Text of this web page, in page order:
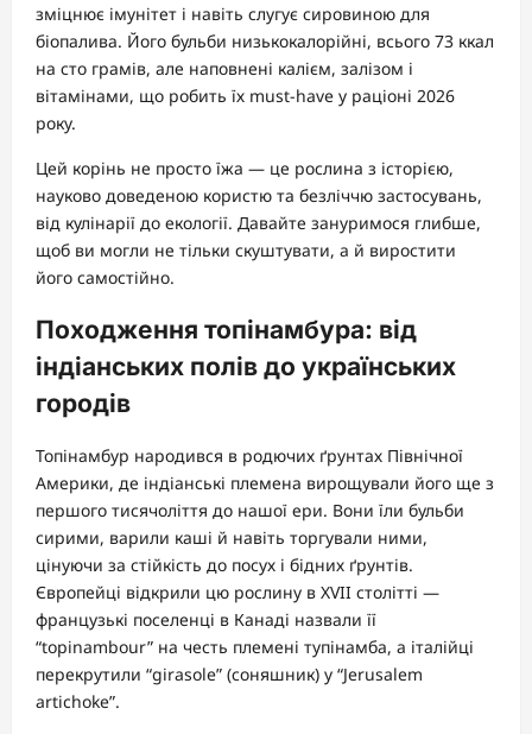
зміцнює імунітет і навіть слугує сировиною для
біопалива. Його бульби низькокалорійні, всього 73 ккал
на сто грамів, але наповнені калієм, залізом і
вітамінами, що робить їх must-have у раціоні 2026
року.
Цей корінь не просто їжа — це рослина з історією,
науково доведеною користю та безліччю застосувань,
від кулінарії до екології. Давайте зануримося глибше,
щоб ви могли не тільки скуштувати, а й виростити
його самостійно.
Походження топінамбура: від
індіанських полів до українських
городів
Топінамбур народився в родючих ґрунтах Північної
Америки, де індіанські племена вирощували його ще з
першого тисячоліття до нашої ери. Вони їли бульби
сирими, варили каші й навіть торгували ними,
цінуючи за стійкість до посух і бідних ґрунтів.
Європейці відкрили цю рослину в XVII столітті —
французькі поселенці в Канаді назвали її
“topinambour” на честь племені тупінамба, а італійці
перекрутили “girasole” (соняшник) у “Jerusalem
artichoke”.